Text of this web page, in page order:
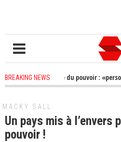
BREAKING NEWS
après la perte du pouvoir :
MACKY SALL
Un pays mis à l’envers
pouvoir !